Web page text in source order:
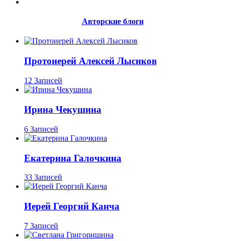
Авторские блоги
Протоиерей Алексей Лысиков
12 Записей
Ирина Чекушина
6 Записей
Екатерина Галочкина
33 Записей
Иерей Георгий Канча
7 Записей